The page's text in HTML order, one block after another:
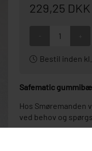
229,25
Bestil inden kl.
Safematic
Hos Smøremanden
ved behov og